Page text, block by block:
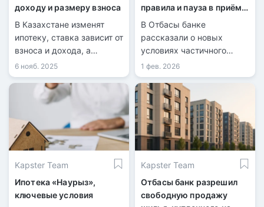
доходу и размеру взноса
В Казахстане изменят
ипотеку, ставка зависит от
взноса и дохода, а
дорогие кредиты —
только для обеспеченных.
6 нояб. 2025
правила и пауза в приёме
заявок
В Отбасы банке
рассказали о новых
условиях частичного
погашения займов
пенсионными.
1 фев. 2026
Kapster Team
Ипотека «Наурыз»,
ключевые условия
Kapster Team
Отбасы банк разрешил
свободную продажу